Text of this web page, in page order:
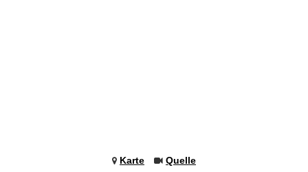
Karte Quelle